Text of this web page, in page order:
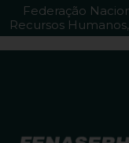
Federação
Recursos